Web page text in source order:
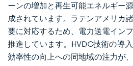
ーンの増加と再生可能エネルギー
成されています。ラテンアメリカ
要に対応するため、電力送電イン
推進しています。HVDC技術の導
効率性の向上への同地域の注力が